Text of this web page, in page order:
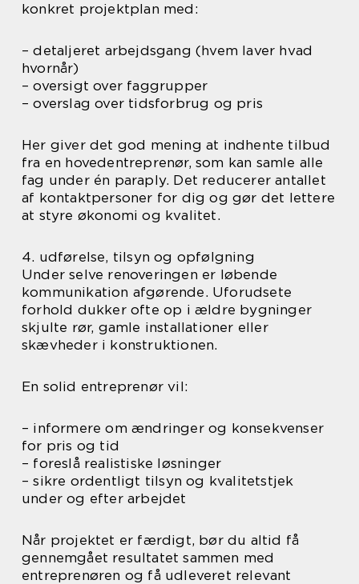
konkret projektplan med:
– detaljeret arbejdsgang (hvem laver hvad
hvornår)
– oversigt over faggrupper
– overslag over tidsforbrug og pris
Her giver det god mening at indhente tilbud
fra en hovedentreprenør, som kan samle alle
fag under én paraply. Det reducerer antallet
af kontaktpersoner for dig og gør det lettere
at styre økonomi og kvalitet.
4. udførelse, tilsyn og opfølgning
Under selve renoveringen er løbende
kommunikation afgørende. Uforudsete
forhold dukker ofte op i ældre bygninger
skjulte rør, gamle installationer eller
skævheder i konstruktionen.
En solid entreprenør vil:
– informere om ændringer og konsekvenser
for pris og tid
– foreslå realistiske løsninger
– sikre ordentligt tilsyn og kvalitetstjek
under og efter arbejdet
Når projektet er færdigt, bør du altid få
gennemgået resultatet sammen med
entreprenøren og få udleveret relevant